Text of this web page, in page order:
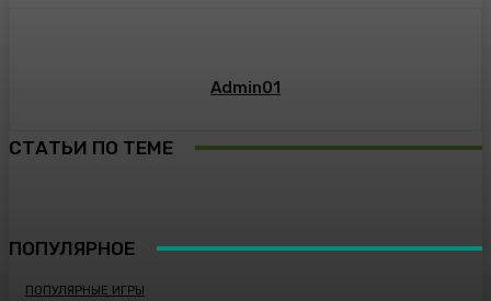
Admin01
СТАТЬИ ПО ТЕМЕ
ПОПУЛЯРНОЕ
ПОПУЛЯРНЫЕ ИГРЫ